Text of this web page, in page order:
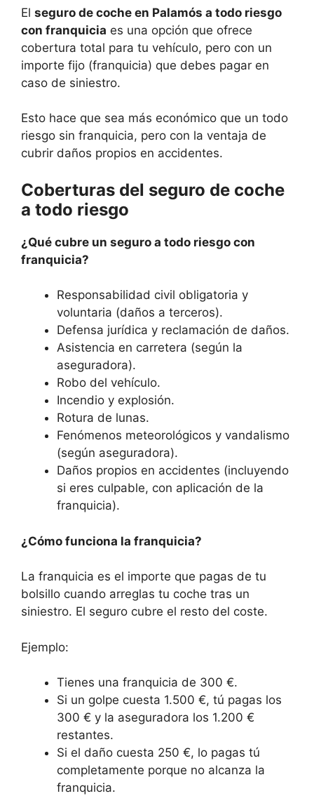
El seguro de coche en Palamós a todo riesgo
con franquicia es una opción que ofrece
cobertura total para tu vehículo, pero con un
importe fijo (franquicia) que debes pagar en
caso de siniestro.
Esto hace que sea más económico que un todo
riesgo sin franquicia, pero con la ventaja de
cubrir daños propios en accidentes.
Coberturas del seguro de coche
a todo riesgo
¿Qué cubre un seguro a todo riesgo con
franquicia?
Responsabilidad civil obligatoria y
voluntaria (daños a terceros).
Defensa jurídica y reclamación de daños.
Asistencia en carretera (según la
aseguradora).
Robo del vehículo.
Incendio y explosión.
Rotura de lunas.
Fenómenos meteorológicos y vandalismo
(según aseguradora).
Daños propios en accidentes (incluyendo
si eres culpable, con aplicación de la
franquicia).
¿Cómo funciona la franquicia?
La franquicia es el importe que pagas de tu
bolsillo cuando arreglas tu coche tras un
siniestro. El seguro cubre el resto del coste.
Ejemplo:
Tienes una franquicia de 300 €.
Si un golpe cuesta 1.500 €, tú pagas los
300 € y la aseguradora los 1.200 €
restantes.
Si el daño cuesta 250 €, lo pagas tú
completamente porque no alcanza la
franquicia.